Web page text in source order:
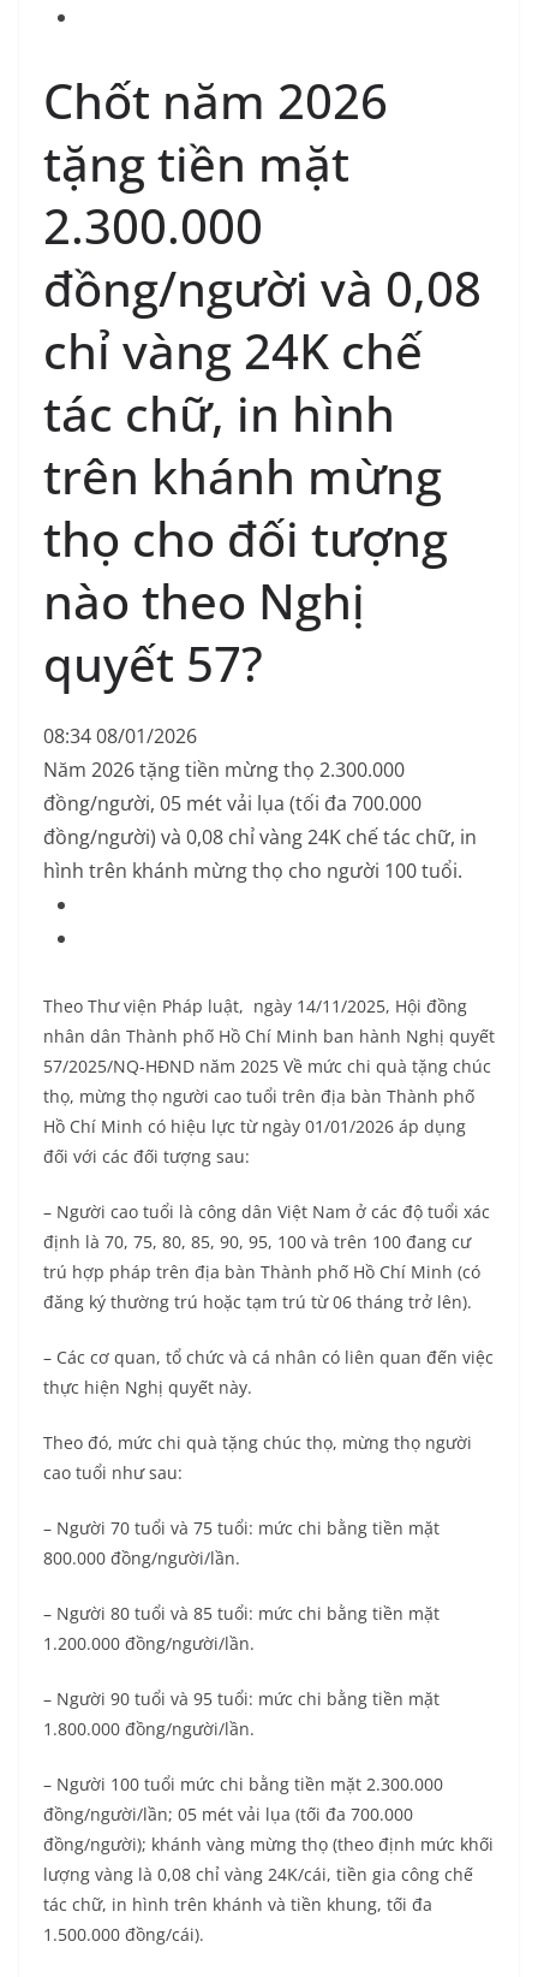
Chốt năm 2026
tặng tiền mặt
2.300.000
đồng/người và 0,08
chỉ vàng 24K chế
tác chữ, in hình
trên khánh mừng
thọ cho đối tượng
nào theo Nghị
quyết 57?
08:34 08/01/2026
Năm 2026 tặng tiền mừng thọ 2.300.000
đồng/người, 05 mét vải lụa (tối đa 700.000
đồng/người) và 0,08 chỉ vàng 24K chế tác chữ, in
hình trên khánh mừng thọ cho người 100 tuổi.
Theo Thư viện Pháp luật, ngày 14/11/2025, Hội đồng
nhân dân Thành phố Hồ Chí Minh ban hành Nghị quyết
57/2025/NQ-HĐND năm 2025 Về mức chi quà tặng chúc
thọ, mừng thọ người cao tuổi trên địa bàn Thành phố
Hồ Chí Minh có hiệu lực từ ngày 01/01/2026 áp dụng
đối với các đối tượng sau:
– Người cao tuổi là công dân Việt Nam ở các độ tuổi xác
định là 70, 75, 80, 85, 90, 95, 100 và trên 100 đang cư
trú hợp pháp trên địa bàn Thành phố Hồ Chí Minh (có
đăng ký thường trú hoặc tạm trú từ 06 tháng trở lên).
– Các cơ quan, tổ chức và cá nhân có liên quan đến việc
thực hiện Nghị quyết này.
Theo đó, mức chi quà tặng chúc thọ, mừng thọ người
cao tuổi như sau:
– Người 70 tuổi và 75 tuổi: mức chi bằng tiền mặt
800.000 đồng/người/lần.
– Người 80 tuổi và 85 tuổi: mức chi bằng tiền mặt
1.200.000 đồng/người/lần.
– Người 90 tuổi và 95 tuổi: mức chi bằng tiền mặt
1.800.000 đồng/người/lần.
– Người 100 tuổi mức chi bằng tiền mặt 2.300.000
đồng/người/lần; 05 mét vải lụa (tối đa 700.000
đồng/người); khánh vàng mừng thọ (theo định mức khối
lượng vàng là 0,08 chỉ vàng 24K/cái, tiền gia công chế
tác chữ, in hình trên khánh và tiền khung, tối đa
1.500.000 đồng/cái).